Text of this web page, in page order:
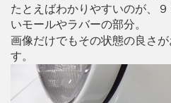
たとえばわかりやすいのが、
いモールやラバーの部分。
画像だけでもその状態の良さ
す。